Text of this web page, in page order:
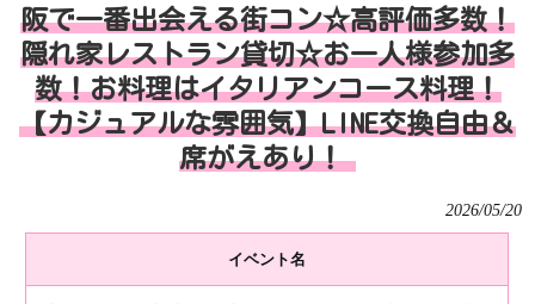
阪で一番出会える街コン☆高評価多数！
隠れ家レストラン貸切☆お一人様参加多
数！お料理はイタリアンコース料理！
【カジュアルな雰囲気】LINE交換自由＆
席がえあり！
2026/05/20
イベント名